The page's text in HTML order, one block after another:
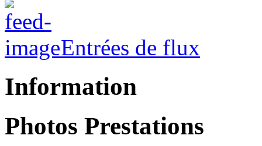
Entrées de flux
Information
Photos Prestations